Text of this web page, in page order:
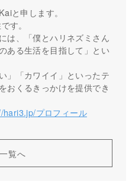
と申します。
す。
は、「僕とハリネズミさん
ある生活を目指して」とい
」「カワイイ」といったテ
おくるきっかけを提供でき
hari3.jp/プロフィール
覧へ